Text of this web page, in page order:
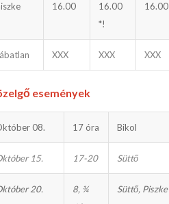
16.00
16.00
*!
16.00
XXX XXX XXX
események
08. 17 óra Bikol
15. 17-20 Süttő
20.
8, ¾
Süttő, Piszke